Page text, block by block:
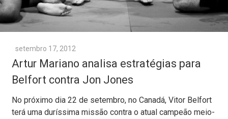
setembro 17, 2012
Artur Mariano analisa estratégias para
Belfort contra Jon Jones
No próximo dia 22 de setembro, no Canadá, Vitor Belfort
terá uma duríssima missão contra o atual campeão meio-